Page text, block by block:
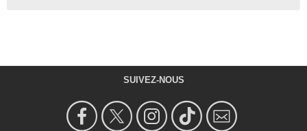
SUIVEZ-NOUS